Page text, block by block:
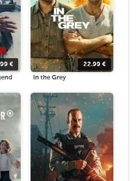
€ 22.99 €
In the Grey